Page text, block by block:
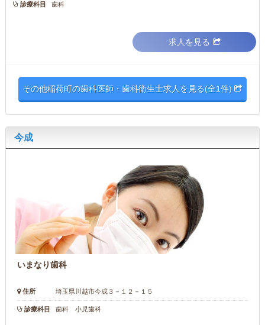
診療科目 歯科
求人を見る
その他稲荷町の歯科医師・歯科衛生士求人を見る(全1件)
今成
いまなり歯科
住所 埼玉県川越市今成３－１２－１５
診療科目 歯科 小児歯科